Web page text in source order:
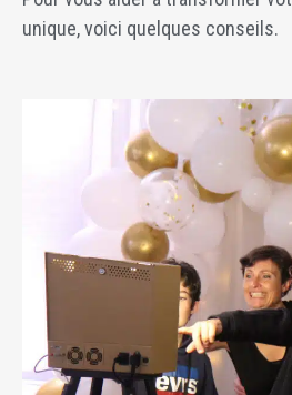
unique, voici quelques conseils.